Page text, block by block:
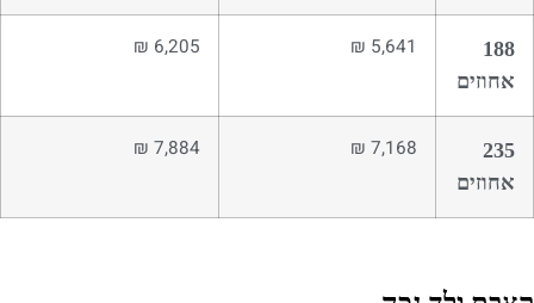
188
אחוזים
5,641 ₪
6,205 ₪
235
אחוזים
7,168 ₪
7,884 ₪